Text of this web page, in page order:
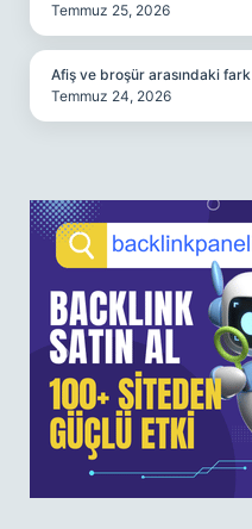
Temmuz 25, 2026
Afiş ve broşür arasındaki
Temmuz 24, 2026